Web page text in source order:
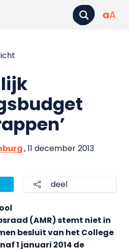
aA
, 11 december 2013
deel
(AMR) stemt niet in
besluit van het College
1 januari 2014 de